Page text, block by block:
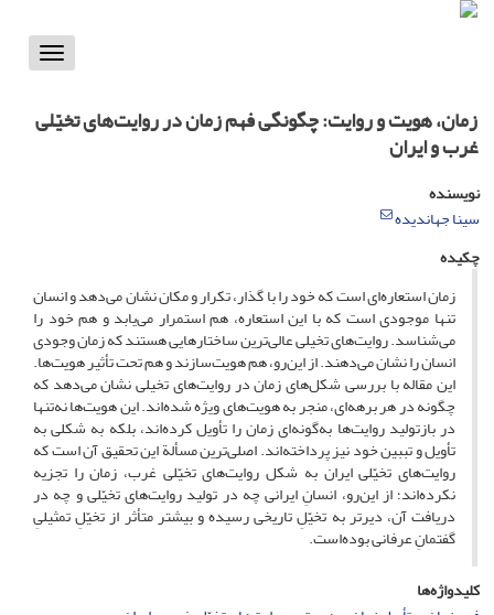
Toggle
زمان، هویت و روایت: چگونگی فهم زمان در روایت‌های تخیّلی
غرب و ایران
نویسنده
سینا جهاندیده
چکیده
زمان استعاره‌ای است که خود را با گذار، تکرار و مکان نشان می‌دهد و انسان
تنها موجودی است که با این استعاره، هم استمرار می‌یابد و هم خود را
می‌شناسد. روایت‌های تخیلی عالی‌ترین ساختارهایی هستند که زمان وجودی
انسان را نشان می‌دهند. از این‌رو، هم هویت‌سازند و هم تحت تأثیر هویت‌ها.
این مقاله با بررسی شکل‌های زمان در روایت‌های تخیلی نشان می‌دهد که
چگونه در هر برهه‌ای، منجر به هویت‌های ویژه شده‌اند. این هویت‌ها نه‌تنها
در بازتولید روایت‌ها به‌گونه‌ای زمان را تأویل کرده‌اند، بلکه به شکلی به
تأویل و تببین خود نیز پرداخته‌اند. اصلی‌ترین مسألة این تحقیق آن است که
روایت‌های تخیّلی ایران به شکل روایت‌های تخیّلی غرب، زمان را تجزیه
نکرده‌اند؛ از این‌رو، انسانِ ایرانی چه در تولید روایت‌های تخیّلی و چه در
دریافت آن، دیرتر به تخیّلِ تاریخی رسیده و بیشتر متأثر از تخیّلِ تمثیلیِ
گفتمانِ عرفانی بوده‌است.
کلیدواژه‌ها